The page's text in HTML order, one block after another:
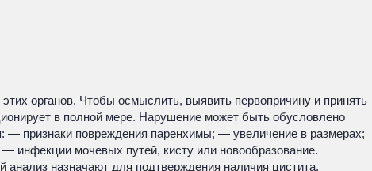
органов. Чтобы осмыслить, выявить первопричину и принять
в полной мере. Нарушение может быть обусловлено
— признаки повреждения паренхимы; — увеличение в размерах;
инфекции мочевых путей, кисту или новообразование.
назначают для подтверждения наличия цистита,